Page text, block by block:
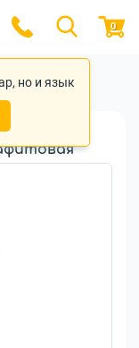
но и язык
0
Alenor
лента